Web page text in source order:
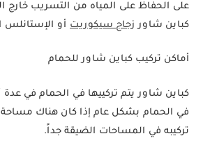
على الحفاظ على المياه من التسريب خارج
كباين شاور زجاج سيكوريت أو الإستانلس
أماكن تركيب كباين شاور للحمام
كباين شاور يتم تركييها في الحمام في عدة
في الحمام بشكل عام إذا كان هناك مساحة
تركيبه في المساحات الضيقة جداً.